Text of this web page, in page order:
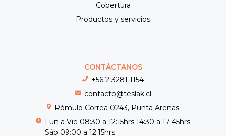
Cobertura
Productos y servicios
CONTÁCTANOS
+56 2 3281 1154
contacto@teslak.cl
Rómulo Correa 0243, Punta Arenas
Lun a Vie 08:30 a 12:15hrs 14:30 a 17:45hrs
Sáb 09:00 a 12:15hrs